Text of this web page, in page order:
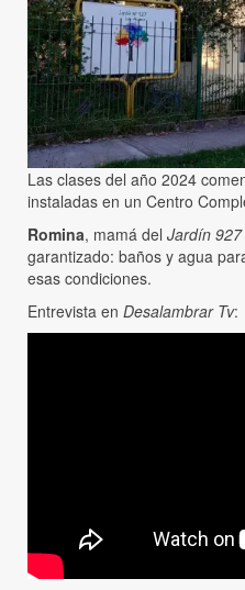
Las clases del año 2024
instaladas en un Centro
Romina, mamá del Jardín 927
garantizado: baños y agua
esas condiciones.
Entrevista en Desalambrar Tv: